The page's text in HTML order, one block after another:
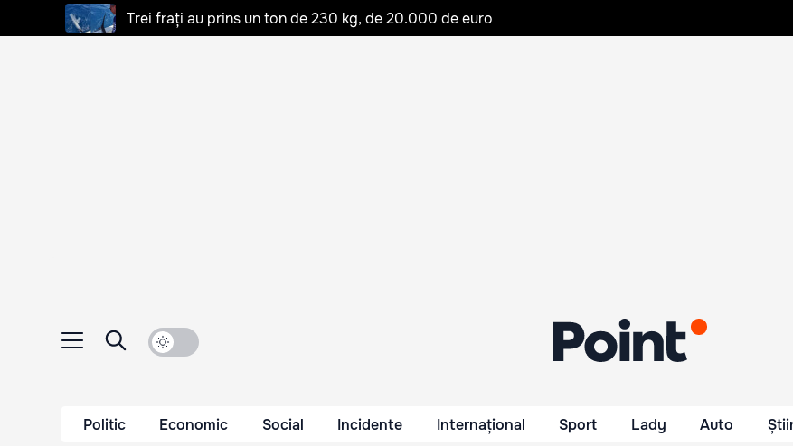
Trei frați au prins un ton de 230 kg, de 20.000 de euro
Politic Economic Social Incidente Internațional Sport Lady Auto